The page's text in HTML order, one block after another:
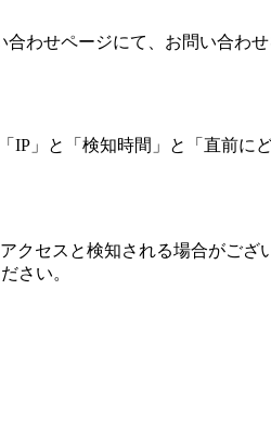
わせページにて、お問い合わせ
」と「検知時間」と「直前に
クセスと検知される場合がござ
さい。